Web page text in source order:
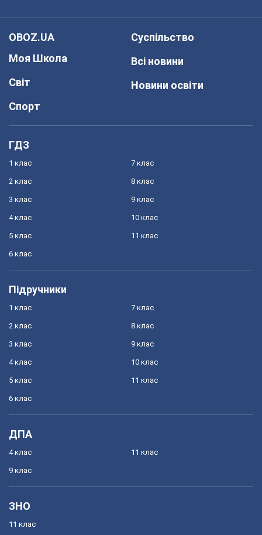
OBOZ.UA
Моя Школа
Світ
Спорт
Суспільство
Всі новини
Новини освіти
ГДЗ
1 клас
2 клас
3 клас
4 клас
5 клас
6 клас
7 клас
8 клас
9 клас
10 клас
11 клас
Підручники
1 клас
2 клас
3 клас
4 клас
5 клас
6 клас
7 клас
8 клас
9 клас
10 клас
11 клас
ДПА
4 клас
9 клас
11 клас
ЗНО
11 клас